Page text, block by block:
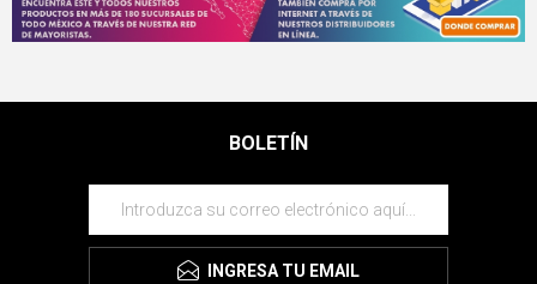
BOLETÍN
INGRESA TU EMAIL